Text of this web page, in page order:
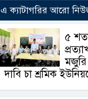
এ ক্যাটাগরির আরো
৫
মজুরি
দাবি চা শ্রমিক